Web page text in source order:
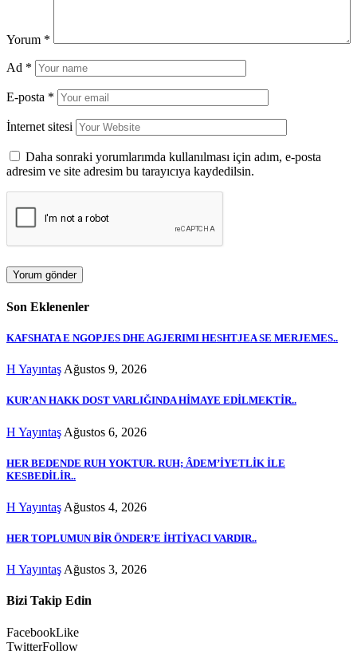
Yorum *
Ad *
E-posta *
İnternet sitesi
Daha sonraki yorumlarımda kullanılması için adım, e-posta
adresim ve site adresim bu tarayıcıya kaydedilsin.
Son Eklenenler
KAFSHATA E NGOPJES DHE AGJERIMI HESHTJEA SE MERJEMES..
H Yayıntaş Ağustos 9, 2026
KUR’AN HAKK DOST VARLIĞINDA HİMAYE EDİLMEKTİR..
H Yayıntaş Ağustos 6, 2026
HER BEDENDE RUH YOKTUR. RUH; ÂDEM’İYETLİK İLE
KESBEDİLİR..
H Yayıntaş Ağustos 4, 2026
HER TOPLUMUN BİR ÖNDER’E İHTİYACI VARDIR..
H Yayıntaş Ağustos 3, 2026
Bizi Takip Edin
FacebookLike
TwitterFollow